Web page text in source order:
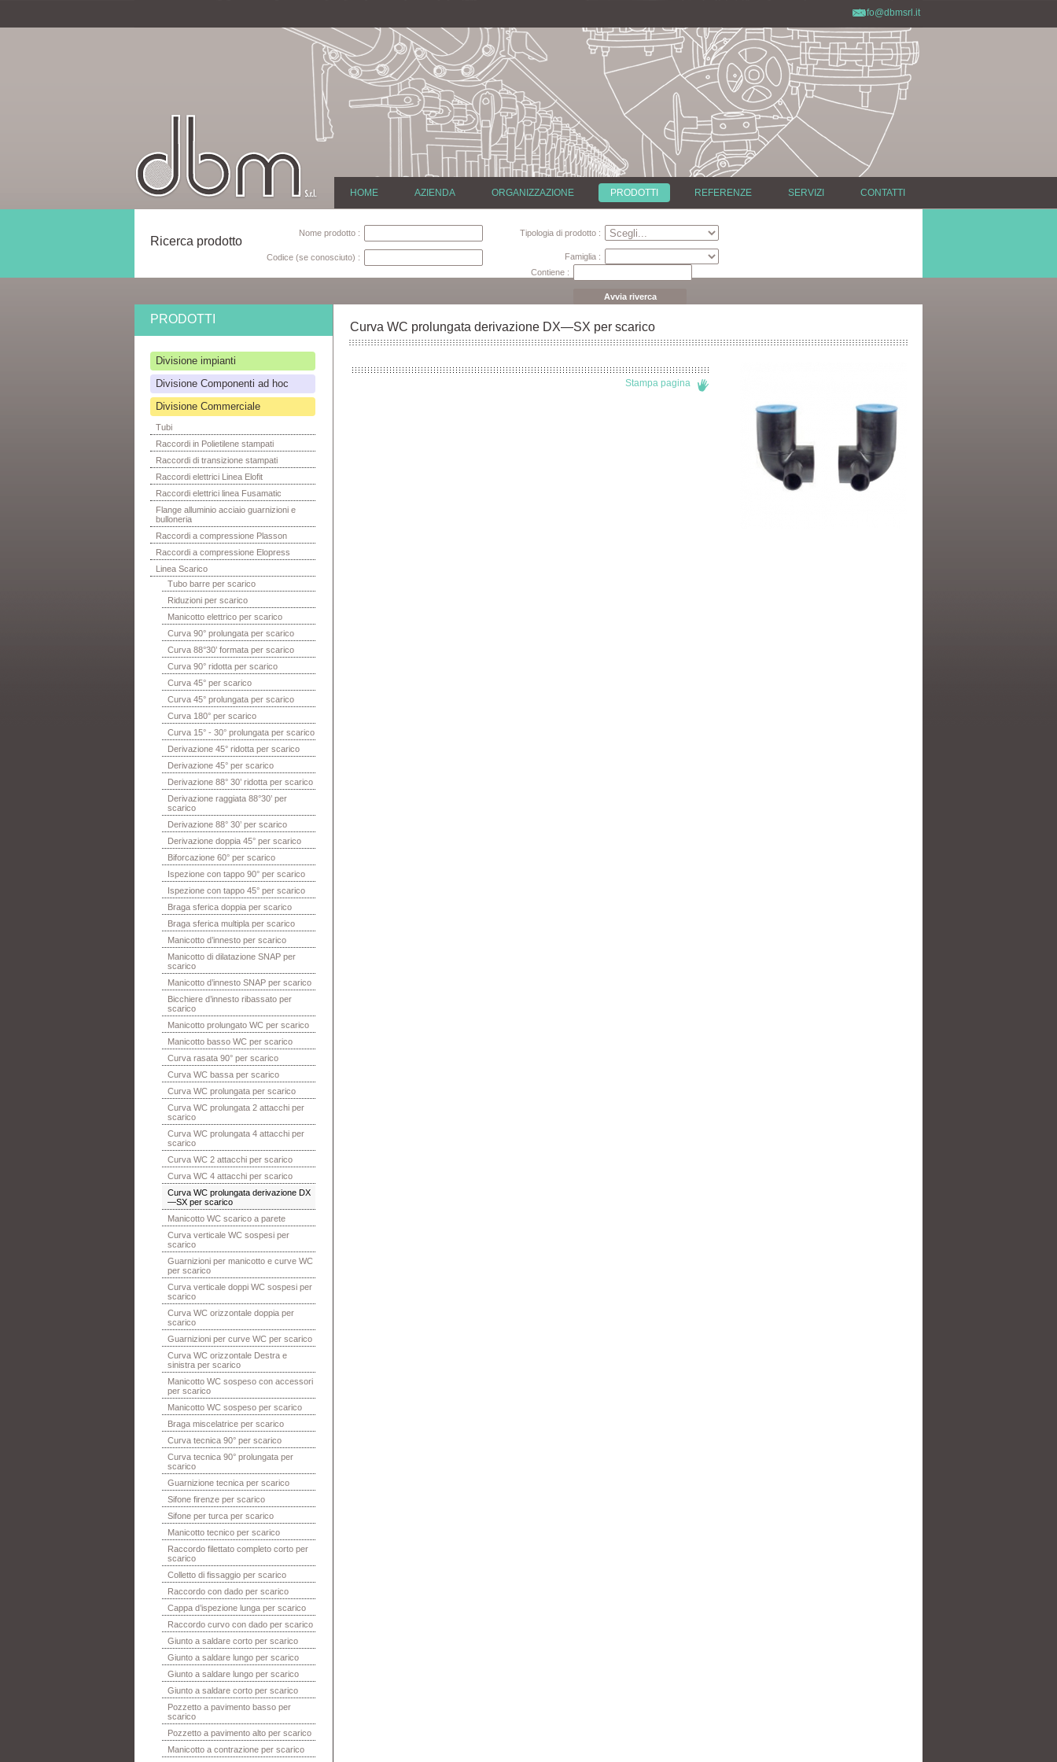
info@dbmsrl.it
HOME AZIENDA ORGANIZZAZIONE PRODOTTI REFERENZE SERVIZI CONTATTI
Ricerca prodotto
Nome prodotto :
Codice (se conosciuto) :
Tipologia di prodotto :
Famiglia :
Contiene :
Avvia riverca
PRODOTTI
Divisione impianti
Divisione Componenti ad hoc
Divisione Commerciale
Tubi
Raccordi in Polietilene stampati
Raccordi di transizione stampati
Raccordi elettrici Linea Elofit
Raccordi elettrici linea Fusamatic
Flange alluminio acciaio guarnizioni e
bulloneria
Raccordi a compressione Plasson
Raccordi a compressione Elopress
Linea Scarico
Tubo barre per scarico
Riduzioni per scarico
Manicotto elettrico per scarico
Curva 90° prolungata per scarico
Curva 88°30’ formata per scarico
Curva 90° ridotta per scarico
Curva 45° per scarico
Curva 45° prolungata per scarico
Curva 180° per scarico
Curva 15° - 30° prolungata per scarico
Derivazione 45° ridotta per scarico
Derivazione 45° per scarico
Derivazione 88° 30’ ridotta per scarico
Derivazione raggiata 88°30’ per
scarico
Derivazione 88° 30’ per scarico
Derivazione doppia 45° per scarico
Biforcazione 60° per scarico
Ispezione con tappo 90° per scarico
Ispezione con tappo 45° per scarico
Braga sferica doppia per scarico
Braga sferica multipla per scarico
Manicotto d’innesto per scarico
Manicotto di dilatazione SNAP per
scarico
Manicotto d’innesto SNAP per scarico
Bicchiere d’innesto ribassato per
scarico
Manicotto prolungato WC per scarico
Manicotto basso WC per scarico
Curva rasata 90° per scarico
Curva WC bassa per scarico
Curva WC prolungata per scarico
Curva WC prolungata 2 attacchi per
scarico
Curva WC prolungata 4 attacchi per
scarico
Curva WC 2 attacchi per scarico
Curva WC 4 attacchi per scarico
Curva WC prolungata derivazione DX
—SX per scarico
Manicotto WC scarico a parete
Curva verticale WC sospesi per
scarico
Guarnizioni per manicotto e curve WC
per scarico
Curva verticale doppi WC sospesi per
scarico
Curva WC orizzontale doppia per
scarico
Guarnizioni per curve WC per scarico
Curva WC orizzontale Destra e
sinistra per scarico
Manicotto WC sospeso con accessori
per scarico
Manicotto WC sospeso per scarico
Braga miscelatrice per scarico
Curva tecnica 90° per scarico
Curva tecnica 90° prolungata per
scarico
Guarnizione tecnica per scarico
Sifone firenze per scarico
Sifone per turca per scarico
Manicotto tecnico per scarico
Raccordo filettato completo corto per
scarico
Colletto di fissaggio per scarico
Raccordo con dado per scarico
Cappa d’ispezione lunga per scarico
Raccordo curvo con dado per scarico
Giunto a saldare corto per scarico
Giunto a saldare lungo per scarico
Giunto a saldare lungo per scarico
Giunto a saldare corto per scarico
Pozzetto a pavimento basso per
scarico
Pozzetto a pavimento alto per scarico
Manicotto a contrazione per scarico
Curva WC prolungata derivazione DX—SX per scarico
Stampa pagina